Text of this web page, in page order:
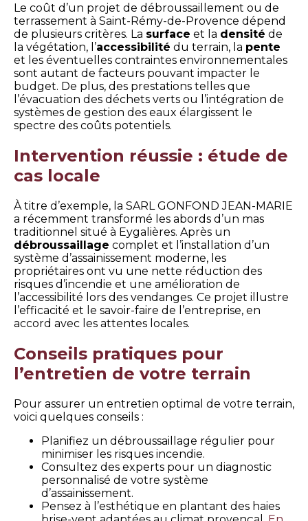
Le coût d’un projet de débroussaillement ou de
terrassement à Saint-Rémy-de-Provence dépend
de plusieurs critères. La surface et la densité de
la végétation, l’accessibilité du terrain, la pente
et les éventuelles contraintes environnementales
sont autant de facteurs pouvant impacter le
budget. De plus, des prestations telles que
l’évacuation des déchets verts ou l’intégration de
systèmes de gestion des eaux élargissent le
spectre des coûts potentiels.
Intervention réussie : étude de
cas locale
À titre d’exemple, la SARL GONFOND JEAN-MARIE
a récemment transformé les abords d’un mas
traditionnel situé à Eygalières. Après un
débroussaillage complet et l’installation d’un
système d’assainissement moderne, les
propriétaires ont vu une nette réduction des
risques d’incendie et une amélioration de
l’accessibilité lors des vendanges. Ce projet illustre
l’efficacité et le savoir-faire de l’entreprise, en
accord avec les attentes locales.
Conseils pratiques pour
l’entretien de votre terrain
Pour assurer un entretien optimal de votre terrain,
voici quelques conseils :
Planifiez un débroussaillage régulier pour
minimiser les risques incendie.
Consultez des experts pour un diagnostic
personnalisé de votre système
d’assainissement.
Pensez à l’esthétique en plantant des haies